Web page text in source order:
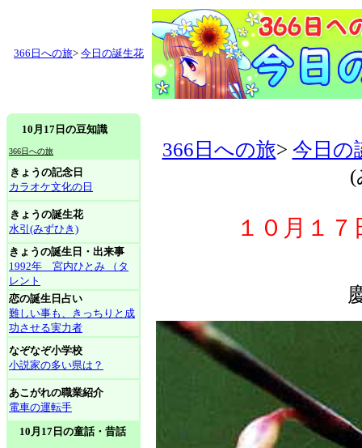
366日への旅> 今日の誕生花
10月17日の豆知識
366日への旅
きょうの記念日
カラオケ文化の日
きょうの誕生花
水引(みずひき)
きょうの誕生日・出来事
1992年 宮内ひとみ （タ
レント
恋の誕生日占い
難しい事も、きっちりと成
功させる実力者
なぞなぞ小学校
小説家の多い県は？
あこがれの職業紹介
電車の運転手
10月17日の童話・昔話
366日への旅> 今日の
(
１０月１